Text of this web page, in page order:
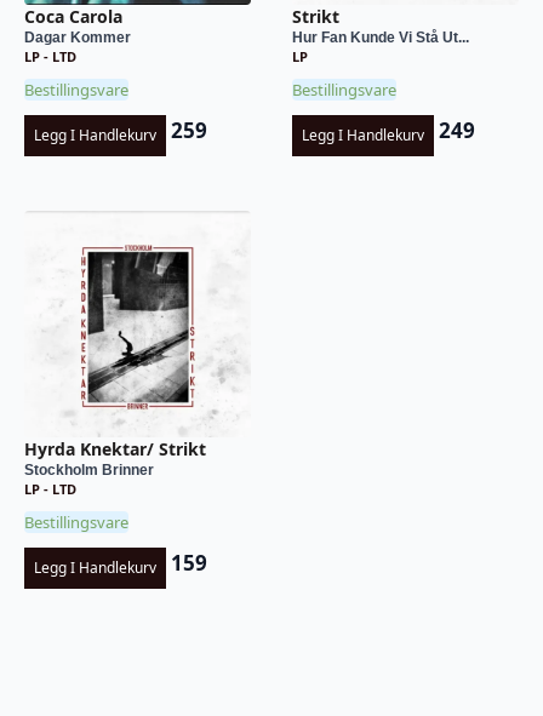
Coca Carola
Dagar Kommer
LP - LTD
Bestillingsvare
Legg I Handlekurv 259
Strikt
Hur Fan Kunde Vi Stå Ut...
LP
Bestillingsvare
Legg I Handlekurv 249
Hyrda Knektar/ Strikt
Stockholm Brinner
LP - LTD
Bestillingsvare
Legg I Handlekurv 159